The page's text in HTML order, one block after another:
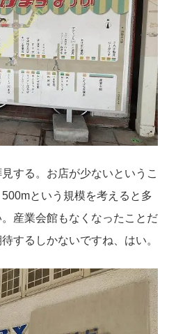
する。お店が少ないというこ
という規模を考えると多
産業会館もなくなったことだ
するしかないですね、はい。